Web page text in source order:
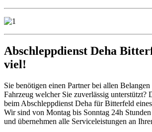
Abschleppdienst Deha
viel!
Sie benötigen einen Partner bei allen
Fahrzeug welcher Sie zuverlässig unterstützt?
beim Abschleppdienst Deha für Bitterfeld
Wir sind von Montag bis Sonntag 24h
und übernehmen alle Serviceleistungen an